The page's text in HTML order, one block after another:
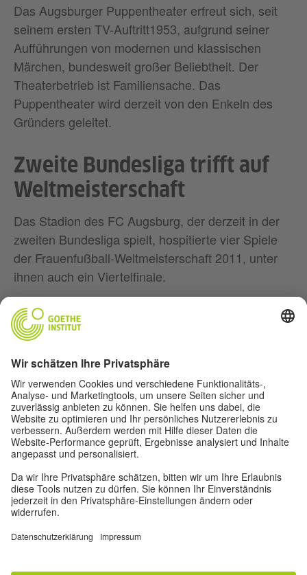
Das Augsburger Puppentheater erfreut sich, seit
seinem ersten TV-Auftritt1953, aufgrund seiner
Aufführungen von modernen und klassischen
Märchen, bundesweit großer Beliebtheit. Der
Theaterbetrieb ist Familiensache. Das
Puppentheater wird derzeit von den Enkeln des
Gründers geleitet.
Zweite Bundesliga trifft auf
Weltmeisterschaft
Das Stadion des FC Augsburg, der derzeit in der
zweiten Bundesliga spielt, hospitierte vier Spiele
der Frauenfußball-Weltmeisterschaft 2011, unter
ihnen auch ein Viertelfinale.
Musik
Für Lehrer*innen
Über uns